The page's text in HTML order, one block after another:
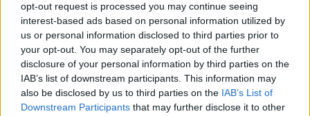
opt-out request is processed you may continue seeing
interest-based ads based on personal information utilized by
us or personal information disclosed to third parties prior to
your opt-out. You may separately opt-out of the further
disclosure of your personal information by third parties on the
IAB’s list of downstream participants. This information may
also be disclosed by us to third parties on the IAB’s List of
Downstream Participants that may further disclose it to other